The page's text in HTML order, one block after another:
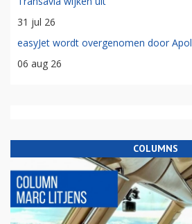
31 jul 26
easyJet wordt overgenomen door
06 aug 26
COLUMNS